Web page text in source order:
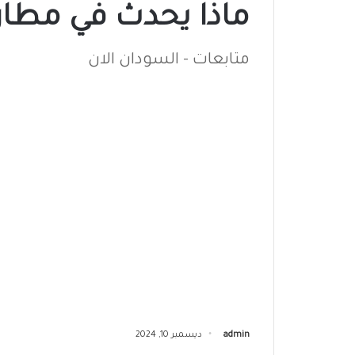
ماذا يحدث في مطار
متابعات - السودان الان
admin ديسمبر 10, 2024